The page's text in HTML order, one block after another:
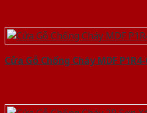
Cửa Gỗ Chống Cháy MDF